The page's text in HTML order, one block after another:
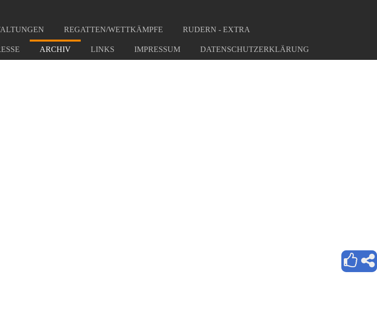
REGATTEN/WETTKÄMPFE RUDERN - EXTRA
ARCHIV LINKS IMPRESSUM DATENSCHUTZERKLÄRUNG